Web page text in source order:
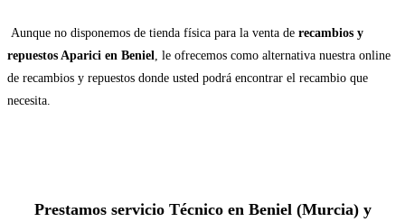
Aunque no disponemos de tienda física para la venta de recambios y
repuestos Aparici en Beniel, le ofrecemos como alternativa nuestra online
de recambios y repuestos donde usted podrá encontrar el recambio que
necesita.
Prestamos servicio Técnico en Beniel (Murcia) y